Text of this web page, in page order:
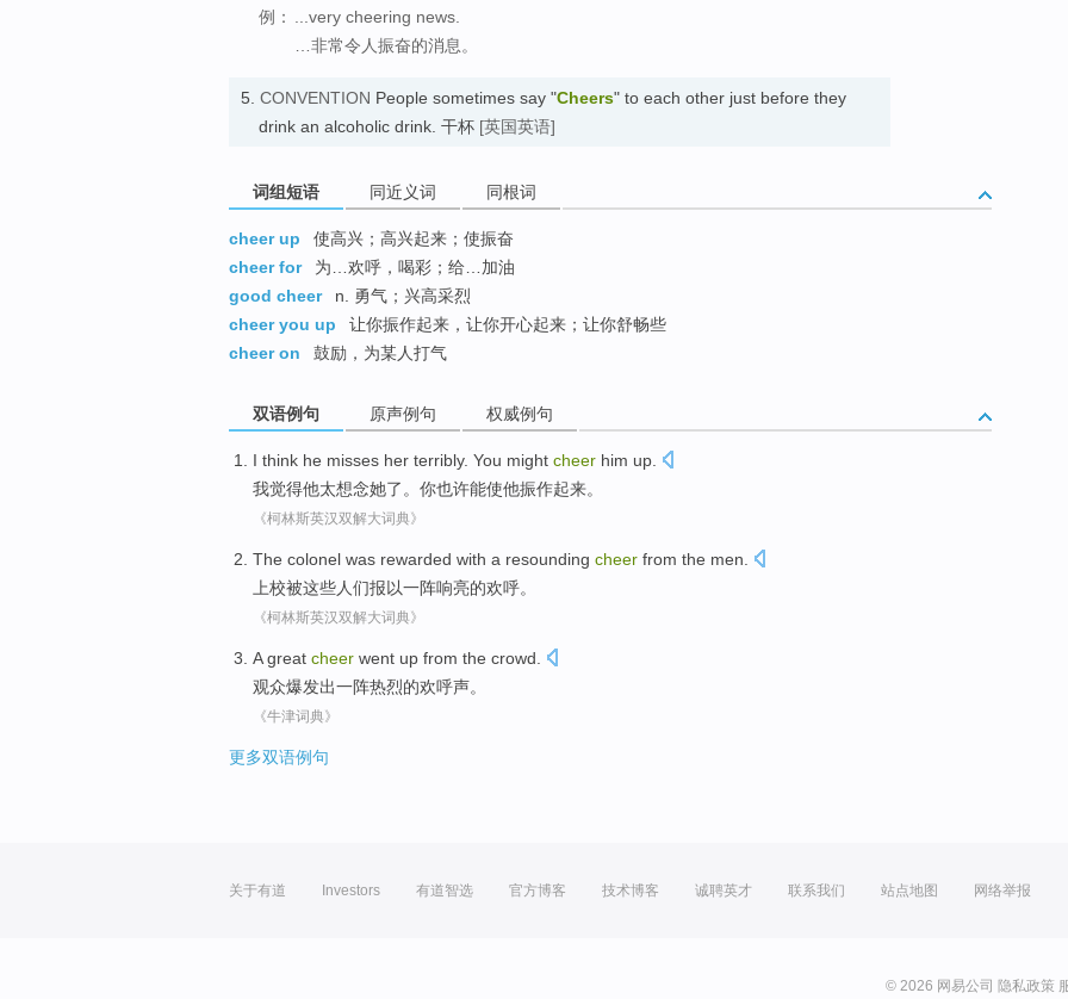
例：
...very cheering news.
…非常令人振奋的消息。
5. CONVENTION People sometimes say "Cheers" to each other just before they
drink an alcoholic drink. 干杯 [英国英语]
词组短语 同近义词 同根词
cheer up
使高兴；高兴起来；使振奋
cheer for
为…欢呼，喝彩；给…加油
good cheer
n. 勇气；兴高采烈
cheer you up
让你振作起来，让你开心起来；让你舒畅些
cheer on
鼓励，为某人打气
双语例句 原声例句 权威例句
I think he misses her terribly. You might cheer him up
我觉得他太想念她了。 你也许能使他振作起来。
《柯林斯英汉双解大词典》
The colonel was rewarded with a resounding cheer from the men.
上校被这些人们报以一阵响亮的欢呼。
《柯林斯英汉双解大词典》
Agreat cheer went up from the crowd
观众爆发出一阵热烈的欢呼声。
《牛津词典》
更多双语例句
关于有道 Investors 有道智选 官方博客 技术博客 诚聘英才 联系我们 站点地图 网络举报
© 2026 网易公司 隐私政策